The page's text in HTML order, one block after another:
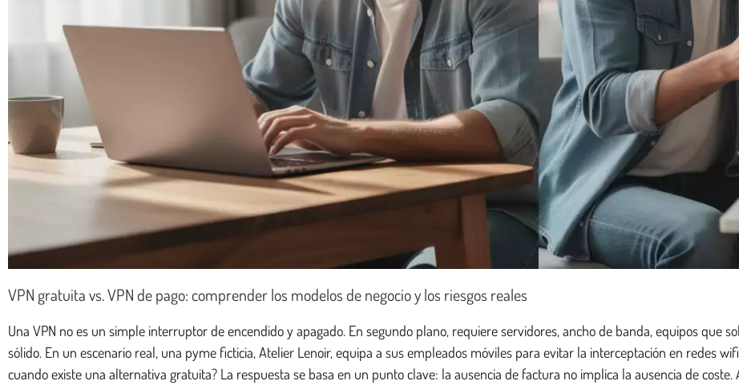
VPN gratuita vs. VPN de pago: comprender los modelos de negocio y los riesgos reales
Una VPN no es un simple interruptor de encendido y apagado. En segundo plano, requiere servidores, ancho de banda, equipos que
sólido. En un escenario real, una pyme ficticia, Atelier Lenoir, equipa a sus empleados móviles para evitar la interceptación en redes
cuando existe una alternativa gratuita? La respuesta se basa en un punto clave: la ausencia de factura no implica la ausencia de